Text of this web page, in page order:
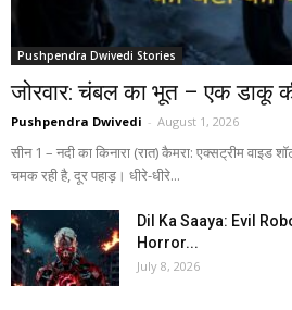
Pushpendra Dwivedi Stories
जोरवार: चंबल का भूत – एक डाकू
Pushpendra Dwivedi - August 1, 2026
सीन 1 – नदी का किनारा (रात) कैमरा: एक्सट्रीम वाइड
चमक रही है, दूर पहाड़। धीरे-धीरे...
Dil Ka Saaya: Evil
Horror...
July 8, 2026